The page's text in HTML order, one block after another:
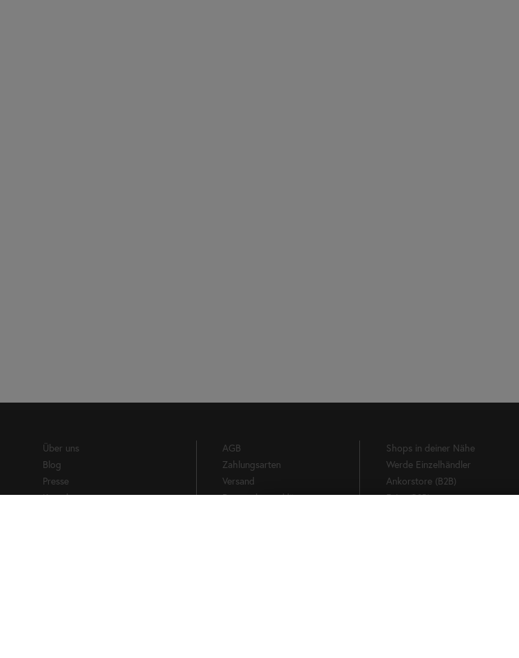
Über uns
Blog
Presse
Kontakt
AGB
Zahlungsarten
Versand
Datenschutzerklärung
Shops in deiner Nähe
Werde Einzelhändler
Ankorstore (B2B)
Faire (B2B)